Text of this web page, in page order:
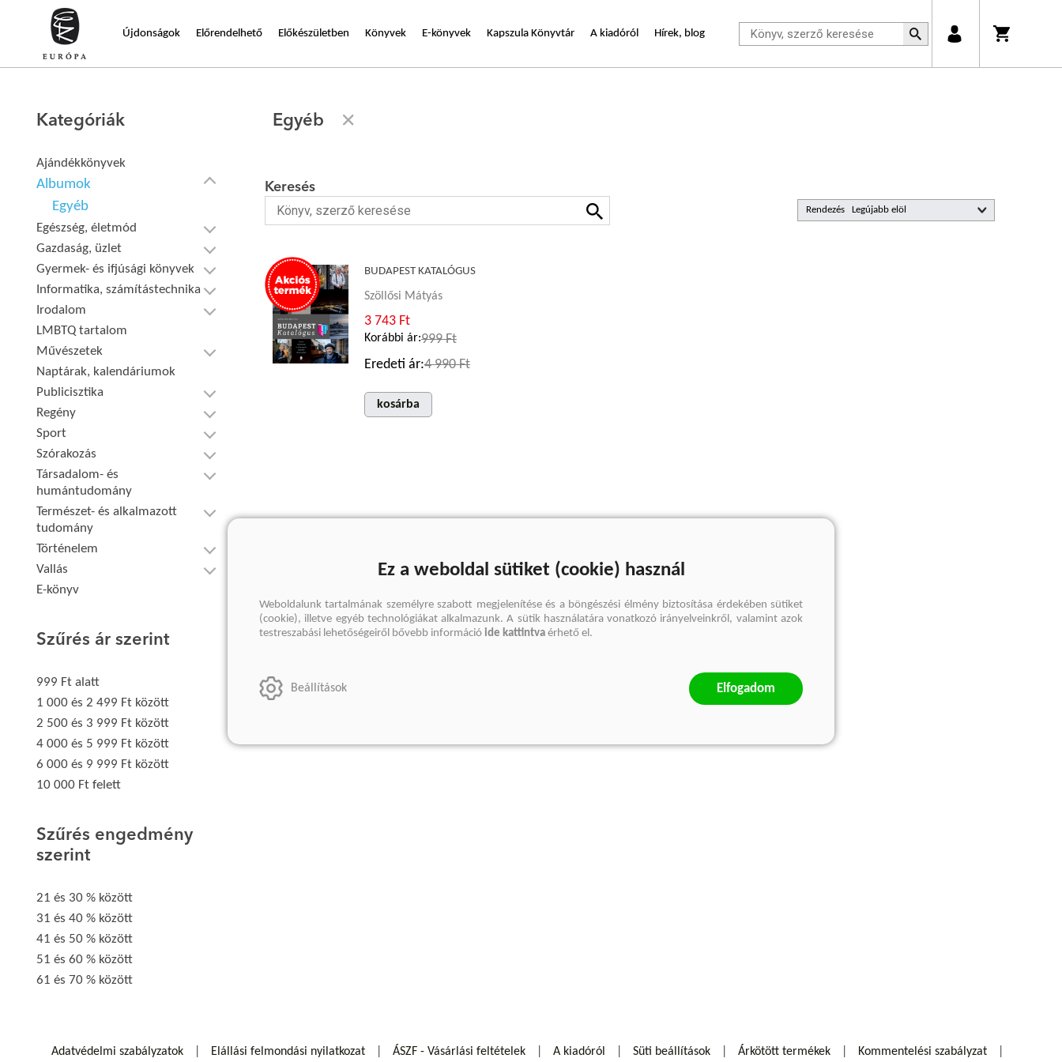
Újdonságok Előrendelhető Előkészületben Könyvek E-könyvek Kapszula Könyvtár A kiadóról Hírek, blog
Kategóriák
Ajándékkönyvek
Albumok
Egyéb
Egészség, életmód
Gazdaság, üzlet
Gyermek- és ifjúsági könyvek
Informatika, számítástechnika
Irodalom
LMBTQ tartalom
Művészetek
Naptárak, kalendáriumok
Publicisztika
Regény
Sport
Szórakozás
Társadalom- és
humántudomány
Természet- és alkalmazott
tudomány
Történelem
Vallás
E-könyv
Szűrés ár szerint
999 Ft alatt
1 000 és 2 499 Ft között
2 500 és 3 999 Ft között
4 000 és 5 999 Ft között
6 000 és 9 999 Ft között
10 000 Ft felett
Szűrés engedmény
szerint
21 és 30 % között
31 és 40 % között
41 és 50 % között
51 és 60 % között
61 és 70 % között
Egyéb
Rendezés
Keresés
BUDAPEST KATALÓGUS
Szöllősi Mátyás
3 743 Ft
Korábbi ár:999 Ft
Eredeti ár:4 990 Ft
kosárba
Adatvédelmi szabályzatok Elállási felmondási nyilatkozat ÁSZF - Vásárlási feltételek A kiadóról Süti beállítások Árkötött termékek Kommentelési szabályzat
Ez a weboldal sütiket (cookie) használ
Weboldalunk tartalmának személyre szabott megjelenítése és a böngészési élmény biztosítása érdekében sütiket
(cookie), illetve egyéb technológiákat alkalmazunk. A sütik használatára vonatkozó irányelveinkről, valamint azok
testreszabási lehetőségeiről bővebb információ ide kattintva érhető el.
Beállítások Elfogadom